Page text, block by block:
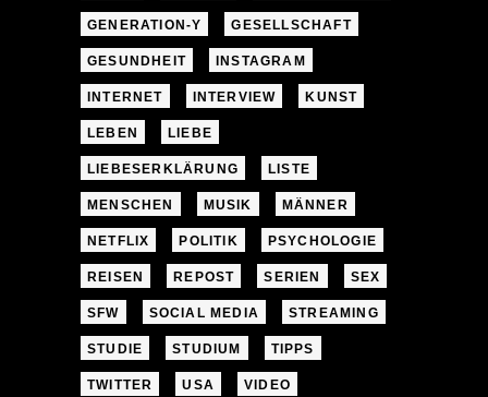
GENERATION-Y GESELLSCHAFT
GESUNDHEIT INSTAGRAM
INTERNET INTERVIEW KUNST
LEBEN LIEBE
LIEBESERKLÄRUNG LISTE
MENSCHEN MUSIK MÄNNER
NETFLIX POLITIK PSYCHOLOGIE
REISEN REPOST SERIEN SEX
SFW SOCIAL MEDIA STREAMING
STUDIE STUDIUM TIPPS
TWITTER USA VIDEO